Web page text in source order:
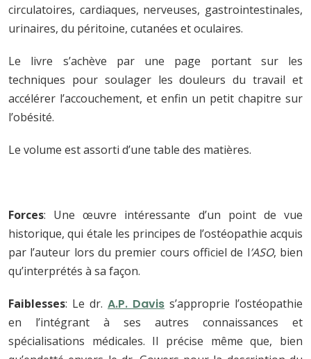
circulatoires, cardiaques, nerveuses, gastrointestinales,
urinaires, du péritoine, cutanées et oculaires.
Le livre s’achève par une page portant sur les
techniques pour soulager les douleurs du travail et
accélérer l’accouchement, et enfin un petit chapitre sur
l’obésité.
Le volume est assorti d’une table des matières.
Forces: Une œuvre intéressante d’un point de vue
historique, qui étale les principes de l’ostéopathie acquis
par l’auteur lors du premier cours officiel de l’ASO, bien
qu’interprétés à sa façon.
Faiblesses: Le dr. A.P. Davis s’approprie l’ostéopathie
en l’intégrant à ses autres connaissances et
spécialisations médicales. Il précise même que, bien